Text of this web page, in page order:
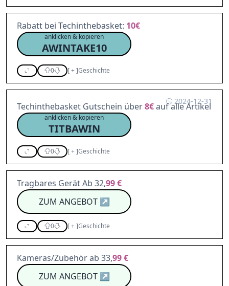
Rabatt bei Techinthebasket: 10€
anklicken & kopieren
AWINTAKE10
0 [+]Geschichte
2024-12-31
Techinthebasket Gutschein über8€auf alle Artikel
anklicken & kopieren
TITBAWIN
0 [+]Geschichte
Tragbares Gerät Ab 32,99 €
ZUM ANGEBOT↗
0 [+]Geschichte
Kameras/Zubehör ab 33,99 €
ZUM ANGEBOT↗